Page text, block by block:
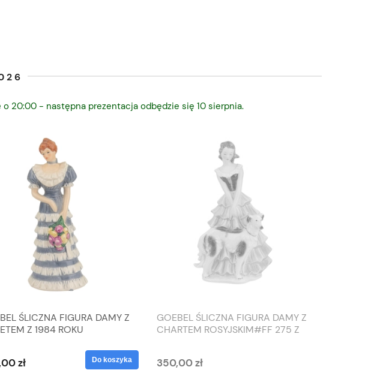
20:00 - następna prezentacja odbędzie się 10 sierpnia.
ŚLICZNA FIGURA DAMY Z
Z 1984 ROKU
zł Do koszyka
GOEBEL ŚLICZNA FIGURA DAMY Z
CHARTEM ROSYJSKIM#FF 275 Z
350,00 zł